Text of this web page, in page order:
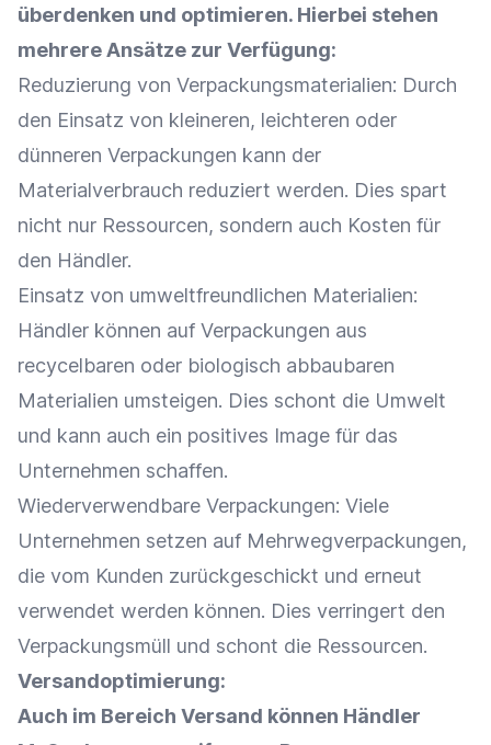
überdenken und optimieren. Hierbei stehen
mehrere Ansätze zur Verfügung:
Reduzierung von Verpackungsmaterialien: Durch
den Einsatz von kleineren, leichteren oder
dünneren Verpackungen kann der
Materialverbrauch reduziert werden. Dies spart
nicht nur Ressourcen, sondern auch Kosten für
den Händler.
Einsatz von umweltfreundlichen Materialien:
Händler können auf Verpackungen aus
recycelbaren oder biologisch abbaubaren
Materialien umsteigen. Dies schont die Umwelt
und kann auch ein positives Image für das
Unternehmen schaffen.
Wiederverwendbare Verpackungen: Viele
Unternehmen setzen auf Mehrwegverpackungen,
die vom Kunden zurückgeschickt und erneut
verwendet werden können. Dies verringert den
Verpackungsmüll und schont die Ressourcen.
Versandoptimierung:
Auch im Bereich Versand können Händler